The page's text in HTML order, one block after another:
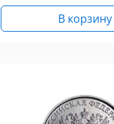
В корзину